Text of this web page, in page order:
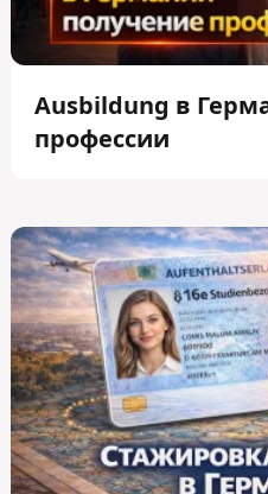
Ausbildung в
профессии